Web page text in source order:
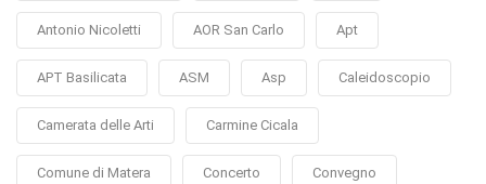
Antonio Nicoletti AOR San Carlo Apt
APT Basilicata ASM Asp Caleidoscopio
Camerata delle Arti Carmine Cicala
Comune di Matera Concerto Convegno